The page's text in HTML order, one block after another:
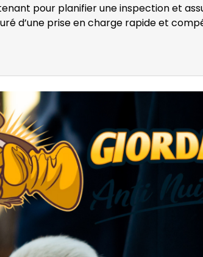
pour planifier une inspection et
d’une prise en charge rapide et